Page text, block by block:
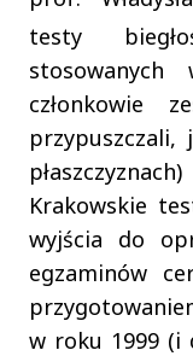
testy
stosowanych
członkowie
Krakowskie
wyjścia do
egzaminów
w roku 1999 (i